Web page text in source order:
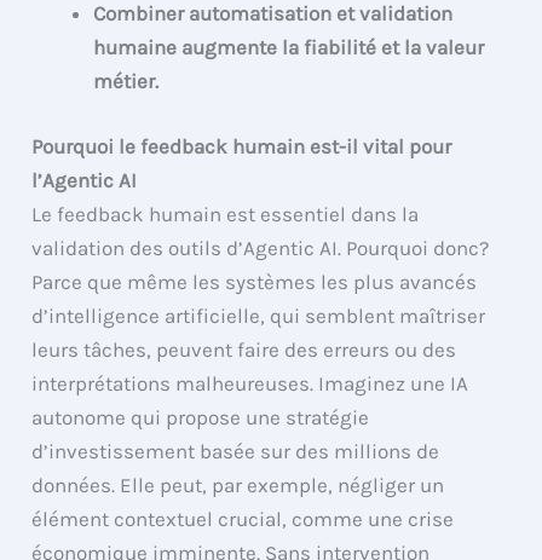
Combiner automatisation et validation
humaine augmente la fiabilité et la valeur
métier.
Pourquoi le feedback humain est-il vital pour
l’Agentic AI
Le feedback humain est essentiel dans la
validation des outils d’Agentic AI. Pourquoi donc?
Parce que même les systèmes les plus avancés
d’intelligence artificielle, qui semblent maîtriser
leurs tâches, peuvent faire des erreurs ou des
interprétations malheureuses. Imaginez une IA
autonome qui propose une stratégie
d’investissement basée sur des millions de
données. Elle peut, par exemple, négliger un
élément contextuel crucial, comme une crise
économique imminente. Sans intervention